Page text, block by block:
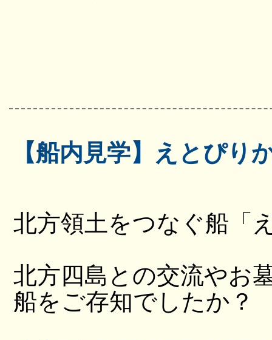
【船内見学】えとぴり
北方領土をつなぐ船「
北方四島との交流やお
船をご存知でしたか？